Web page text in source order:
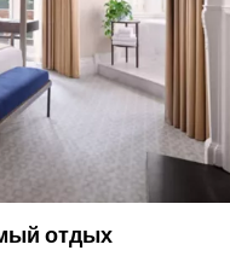
отдых